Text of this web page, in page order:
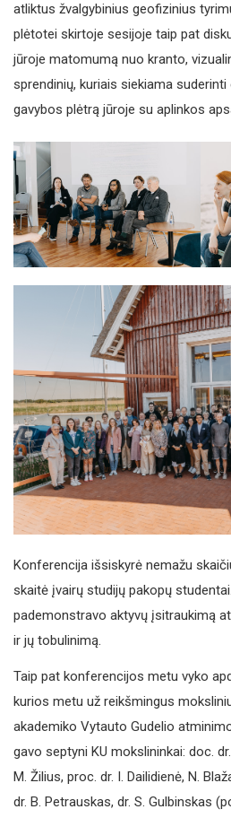
atliktus žvalgybinius geofizinius
plėtotei skirtoje sesijoje taip pat
jūroje matomumą nuo kranto,
sprendinių, kuriais siekiama
gavybos plėtrą jūroje su aplinkos
Konferencija išsiskyrė nemažu
skaitė įvairų studijų pakopų
pademonstravo aktyvų įsitraukimą
ir jų tobulinimą.
Taip pat konferencijos metu vyko
kurios metu už reikšmingus
akademiko Vytauto Gudelio
gavo septyni KU mokslininkai: doc.
M. Žilius, proc. dr. I. Dailidienė, N.
dr. B. Petrauskas, dr. S. Gulbinskas